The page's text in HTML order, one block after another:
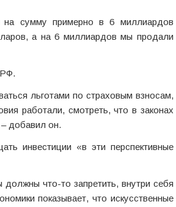
на сумму примерно в 6 миллиардов
а на 6 миллиардов мы продали
РФ.
льготами по страховым взносам,
работали, смотреть, что в законах
добавил он.
инвестиции «в эти перспективные
что-то запретить, внутри себя
показывает, что искусственные